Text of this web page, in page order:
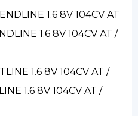
1.6 8V 104CV AT
1.6 8V 104CV AT /
1.6 8V 104CV AT /
1.6 8V 104CV AT /